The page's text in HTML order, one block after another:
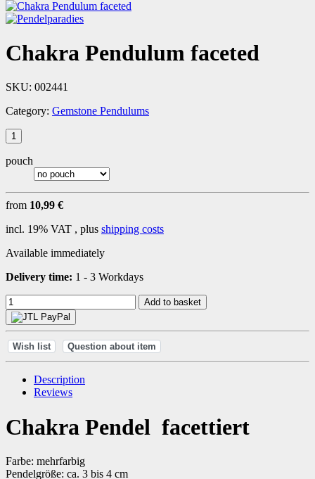
Chakra Pendulum faceted
SKU: 002441
Category: Gemstone Pendulums
pouch
from 10,99 €
incl. 19% VAT , plus shipping costs
Available immediately
Delivery time: 1 - 3 Workdays
Add to basket
Wish list Question about item
Description
Reviews
Chakra Pendel facettiert
Farbe: mehrfarbig
Pendelgröße: ca. 3 bis 4 cm